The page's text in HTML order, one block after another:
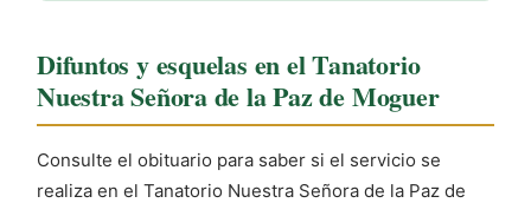
Difuntos y esquelas en el Tanatorio
Nuestra Señora de la Paz de Moguer
Consulte el obituario para saber si el servicio se
realiza en el Tanatorio Nuestra Señora de la Paz de